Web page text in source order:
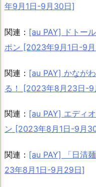
年9月1日-9月30日]
関連： [au PAY] ドトー
ポン [2023年9月1日-9
関連： [au PAY] かなが
る！ [2023年8月23日-9
関連： [au PAY] エディ
ン [2023年8月1日-9月
関連： [au PAY] 「日清
23年8月1日-9月29日]